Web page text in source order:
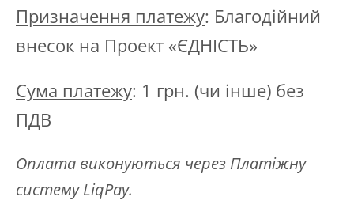
Призначення платежу: Благодійний
внесок на Проект «ЄДНІСТЬ»
Сума платежу: 1 грн. (чи інше) без
ПДВ
Оплата виконуються через Платіжну
систему LiqPay.